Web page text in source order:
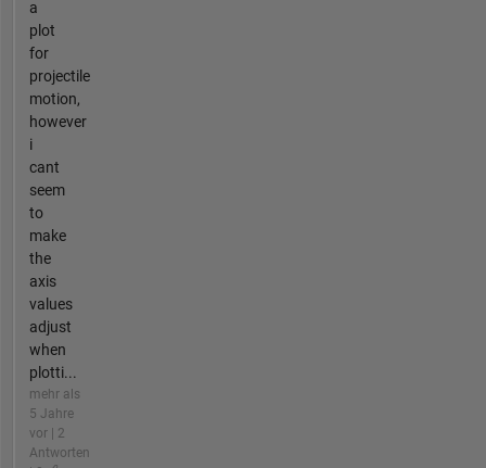
a
plot
for
projectile
motion,
however
i
cant
seem
to
make
the
axis
values
adjust
when
plotti...
mehr als
5 Jahre
vor | 2
Antworten